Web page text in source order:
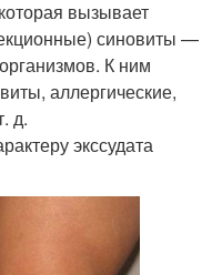
вызывает
синовиты —
К ним
аллергические,
д.
экссудата